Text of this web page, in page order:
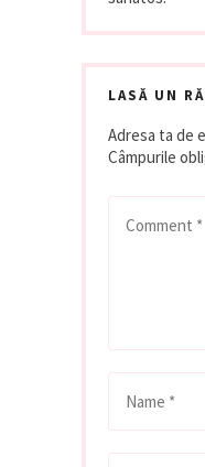
LASĂ UN
Adresa ta de
Câmpurile